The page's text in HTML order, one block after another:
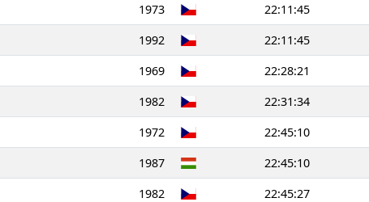
1973 22:11:45
1992 22:11:45
1969 22:28:21
1982 22:31:34
1972 22:45:10
1987 22:45:10
1982 22:45:27